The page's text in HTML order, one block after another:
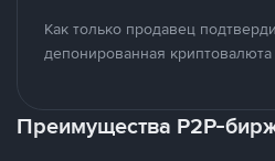
Как только продавец
депонированная
Преимущества P2P-